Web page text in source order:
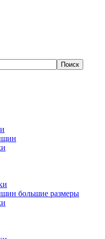
большие размеры